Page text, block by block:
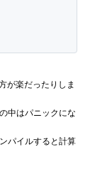
が楽だったりしま
中はパニックにな
パイルすると計算